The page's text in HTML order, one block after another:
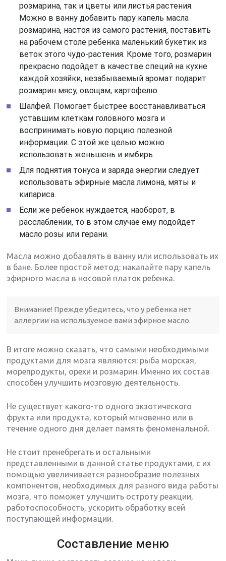
розмарина, так и цветы или листья растения.
Можно в ванну добавить пару капель масла
розмарина, настоя из самого растения, поставить
на рабочем столе ребенка маленький букетик из
веток этого чудо-растения. Кроме того, розмарин
прекрасно подойдет в качестве специй на кухне
каждой хозяйки, незабываемый аромат подарит
розмарин мясу, овощам, картофелю.
Шалфей. Помогает быстрее восстанавливаться
уставшим клеткам головного мозга и
воспринимать новую порцию полезной
информации. С этой же целью можно
использовать женьшень и имбирь.
Для поднятия тонуса и заряда энергии следует
использовать эфирные масла лимона, мяты и
кипариса.
Если же ребенок нуждается, наоборот, в
расслаблении, то в этом случае ему подойдет
масло розы или герани.
Масла можно добавлять в ванну или использовать их
в бане. Более простой метод: накапайте пару капель
эфирного масла в носовой платок ребенка.
Внимание! Прежде убедитесь, что у ребенка нет
аллергии на используемое вами эфирное масло.
В итоге можно сказать, что самыми необходимыми
продуктами для мозга являются: рыба морская,
морепродукты, орехи и розмарин. Именно их состав
способен улучшить мозговую деятельность.
Не существует какого-то одного экзотического
фрукта или продукта, который мгновенно или в
течение одного дня делает память феноменальной.
Не стоит пренебрегать и остальными
представленными в данной статье продуктами, с их
помощью увеличивается разнообразие полезных
компонентов, необходимых для разного вида работы
мозга, что поможет улучшить остроту реакции,
работоспособность, ускорить обработку всей
поступающей информации.
Составление меню